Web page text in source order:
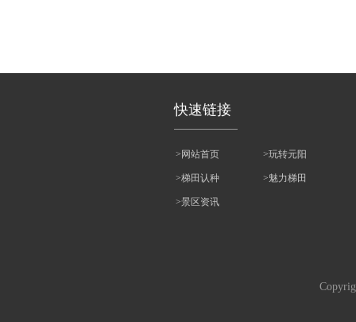
快速链接
>网站首页 >玩转元阳
>梯田认种 >魅力梯田
>景区资讯